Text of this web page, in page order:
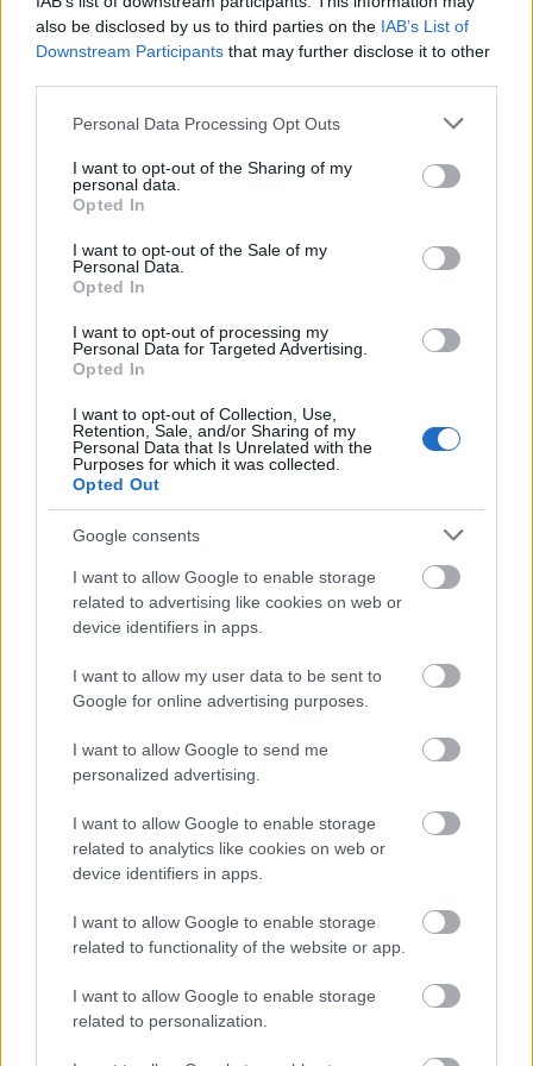
also be disclosed by us to third parties on the IAB’s List of
Downstream Participants that may further disclose it to other
Please note that this website/app uses one or more Google
not limited to your visit or usage behaviour. You may click to
grant or deny consent to Google and its third-party tags to
use your data for below specified purposes in below Google
consent section.
Personal Data Processing Opt Outs
I want to opt-out of the Sharing of my
personal data.
Opted In
I want to opt-out of the Sale of my
Personal Data.
Opted In
I want to opt-out of processing my
Personal Data for Targeted Advertising.
Opted In
I want to opt-out of Collection, Use,
Retention, Sale, and/or Sharing of my
Personal Data that Is Unrelated with the
Purposes for which it was collected.
Opted Out
Google consents
I want to allow Google to enable storage
related to advertising like cookies on web or
device identifiers in apps.
I want to allow my user data to be sent to
Google for online advertising purposes.
I want to allow Google to send me
personalized advertising.
I want to allow Google to enable storage
related to analytics like cookies on web or
device identifiers in apps.
I want to allow Google to enable storage
related to functionality of the website or app.
I want to allow Google to enable storage
related to personalization.
The Strange • 2015. július 09.
Elie Saab ruhakölteményei mindig lenyűgözőek -
egészére. A 2015-ös őszi haute couture kollekció is
egy újabb szépségcsomag, csodás, elbűvölő
ruhadarabokkal. A libanoni származású tervező
remek ismerője a női lelkeknek,…
Haute couture bemutatók 2015
The Strange•2015. január 29.
Az haute couture bemutatók sorában talán az egyik
legjobban várt kollekció Elie Saabé. Nem véletlenül.
A libanoni származású tervező remek ismerője a női
lelkeknek, tudja, hogyan lehet őket ámulatba ejteni,
ruháit vágyakozásuk tárgyává tenni. Elie Saab
ezúttal sem hazudtolta…
Paris Fashion Week - Elie Saab
Elie Saab a legfrissebb, 2015-ös tavaszi/nyári "ready
lélegzetelláltó, mint az haute couture alktotásai úgy
általában. A tervező játszott a mintákkal, a színekkel
és az anyagokkal egyaránt. Az eredmény pedig egy
pompás kollekció lett lenge…
Elie Saab haute couture bemutató -
2014 tavasz/nyár